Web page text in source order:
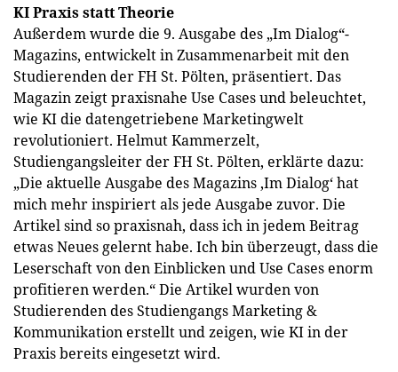
KI Praxis statt Theorie
Außerdem wurde die 9. Ausgabe des „Im Dialog“-
Magazins, entwickelt in Zusammenarbeit mit den
Studierenden der FH St. Pölten, präsentiert. Das
Magazin zeigt praxisnahe Use Cases und beleuchtet,
wie KI die datengetriebene Marketingwelt
revolutioniert. Helmut Kammerzelt,
Studiengangsleiter der FH St. Pölten, erklärte dazu:
„Die aktuelle Ausgabe des Magazins ‚Im Dialog‘ hat
mich mehr inspiriert als jede Ausgabe zuvor. Die
Artikel sind so praxisnah, dass ich in jedem Beitrag
etwas Neues gelernt habe. Ich bin überzeugt, dass die
Leserschaft von den Einblicken und Use Cases enorm
profitieren werden.“ Die Artikel wurden von
Studierenden des Studiengangs Marketing &
Kommunikation erstellt und zeigen, wie KI in der
Praxis bereits eingesetzt wird.